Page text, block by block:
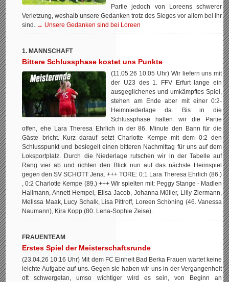
Partie jedoch von Loreens schwerer
Verletzung, weshalb unsere Gedanken trotz des Sieges vor allem bei ihr
sind. → Unsere Gedanken sind bei Loreen
1. MANNSCHAFT
Bittere Schlussphase kostet uns Punkte
(11.05.26 10:05 Uhr) Wir liefern uns mit
der U23 des 1. FFV Erfurt lange ein
ausgeglichenes und umkämpftes Spiel,
stehen am Ende aber mit einer 0:2-
Heimniederlage da. Bis in die
Schlussphase halten wir die Partie
offen, ehe Lara Theresa Ehrlich in der 86. Minute den Bann für die
Gäste bricht. Kurz darauf setzt Charlotte Kempe mit dem 0:2 den
Schlusspunkt und besiegelt einen bitteren Nachmittag für uns auf dem
Loksportplatz. Durch die Niederlage rutschen wir in der Tabelle auf
Rang vier ab und richten den Blick nun auf das nächste Heimspiel
gegen den SV SCHOTT Jena. +++ TORE: 0:1 Lara Theresa Ehrlich (86.)
, 0:2 Charlotte Kempe (89.) +++ Wir spielten mit: Peggy Stange - Madlen
Hallmann, Annett Hempel, Elisa Jacob, Johanna Müller, Lilly Ziermann,
Melissa Maak, Lucy Schalk, Lisa Pittroff, Loreen Schöning (46. Vanessa
Naumann), Kira Kopp (80. Lena-Sophie Zeise).
FRAUENTEAM
Erstes Spiel der Meisterschaftsrunde
(23.04.26 10:16 Uhr) Mit dem FC Einheit Bad Berka Frauen wartet keine
leichte Aufgabe auf uns. Gegen sie haben wir uns in der Vergangenheit
oft schwergetan, umso wichtiger wird es sein, von Beginn an